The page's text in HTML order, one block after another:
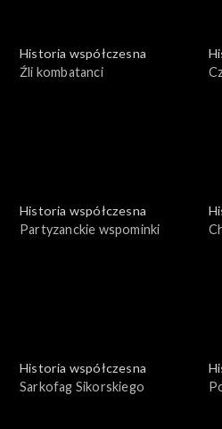
Historia współczesna
Źli kombatanci
Historia współczesna
Partyzanckie wspominki
Historia współczesna
Sarkofag Sikorskiego